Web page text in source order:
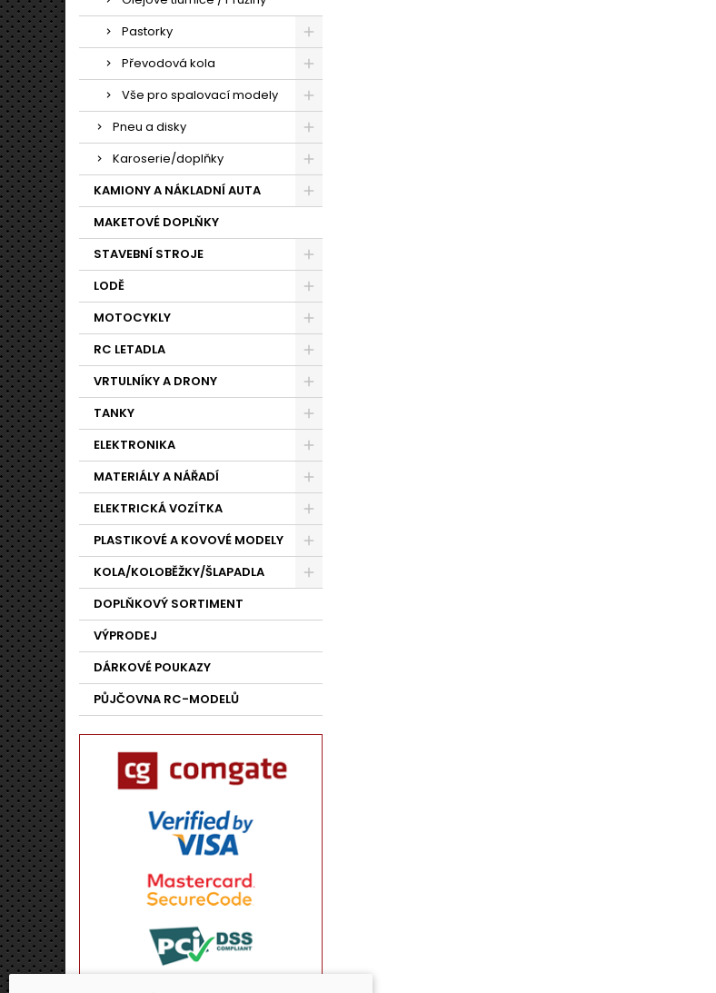
Pastorky
Převodová kola
Vše pro spalovací modely
Pneu a disky
Karoserie/doplňky
KAMIONY A NÁKLADNÍ AUTA
MAKETOVÉ DOPLŇKY
STAVEBNÍ STROJE
LODĚ
MOTOCYKLY
RC LETADLA
VRTULNÍKY A DRONY
TANKY
ELEKTRONIKA
MATERIÁLY A NÁŘADÍ
ELEKTRICKÁ VOZÍTKA
PLASTIKOVÉ A KOVOVÉ MODELY
KOLA/KOLOBĚŽKY/ŠLAPADLA
DOPLŇKOVÝ SORTIMENT
VÝPRODEJ
DÁRKOVÉ POUKAZY
PŮJČOVNA RC-MODELŮ